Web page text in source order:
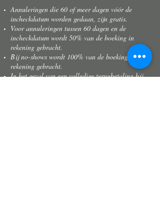
Annuleringen die 60 of meer dagen vóór de
incheckdatum worden gedaan, zijn gratis.
Voor annuleringen tussen 60 dagen en de
incheckdatum wordt 50% van de boeking in
rekening gebracht.
Bij no-shows wordt 100% van de boeking in
rekening gebracht.
In het geval van een volledige terugbetaling bij